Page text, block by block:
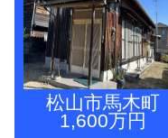
松山市馬木町
1,600万円